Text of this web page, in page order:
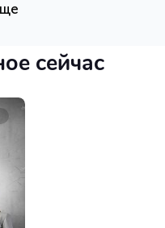
сейчас